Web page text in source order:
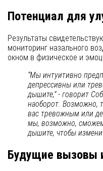
Потенциал для
Результаты
мониторинг назального
окном в физическое и
“Мы интуитивно
депрессивны или
дышите,” - говорит
наоборот. Возможно,
вас тревожным или
мы, возможно,
дышите, чтобы
Будущие вызовы